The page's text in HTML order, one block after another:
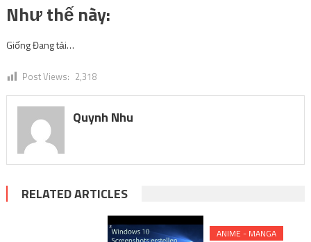
Như thế này:
GiốngĐang tải…
Post Views: 2,318
Quynh Nhu
RELATED ARTICLES
ANIME - MANGA